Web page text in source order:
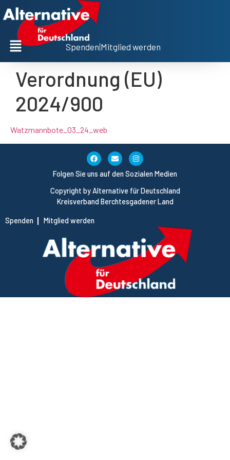
Spenden Mitglied werden
Verordnung (EU)
2024/900
Watzmannbote_03_24_web
Copyright by Alternative für Deutschland
Kreisverband Berchtesgadener Land
Spenden Mitglied werden
Folgen Sie uns auf den Sozialen Medien